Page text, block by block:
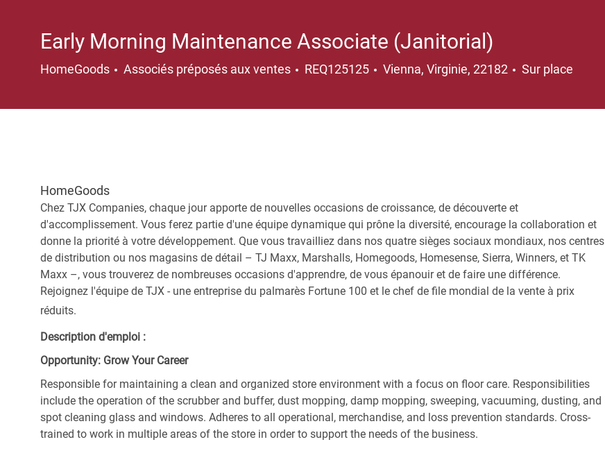
Early Morning Maintenance Associate (Janitorial)
HomeGoods Catégorie
Associés préposés aux ventes REQ125125 Emplacement
Vienna, Virginie, 22182 Sur place
HomeGoods
Chez TJX Companies, chaque jour apporte de nouvelles occasions de croissance, de découverte et
d'accomplissement. Vous ferez partie d'une équipe dynamique qui prône la diversité, encourage la collaboration et
donne la priorité à votre développement. Que vous travailliez dans nos quatre sièges sociaux mondiaux, nos centres
de distribution ou nos magasins de détail – TJ Maxx, Marshalls, Homegoods, Homesense, Sierra, Winners, et TK
Maxx –, vous trouverez de nombreuses occasions d'apprendre, de vous épanouir et de faire une différence.
Rejoignez l'équipe de TJX - une entreprise du palmarès Fortune 100 et le chef de file mondial de la vente à prix
réduits.
Description d'emploi :
Opportunity: Grow Your Career
Responsible for maintaining a clean and organized store environment with a focus on floor care. Responsibilities
include the operation of the scrubber and buffer, dust mopping, damp mopping, sweeping, vacuuming, dusting, and
spot cleaning glass and windows. Adheres to all operational, merchandise, and loss prevention standards. Cross-
trained to work in multiple areas of the store in order to support the needs of the business.